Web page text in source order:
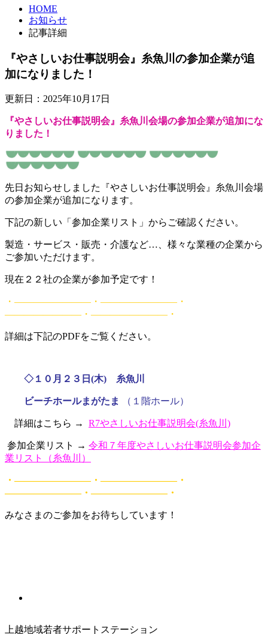
HOME
お知らせ
記事詳細
『やさしいお仕事説明会』糸魚川の参加企業が追
加になりました！
更新日：2025年10月17日
『やさしいお仕事説明会』糸魚川会場の参加企業が追加にな
りました！
先日お知らせしました『やさしいお仕事説明会』糸魚川会場
の参加企業が追加になります。
下記の新しい「参加企業リスト」からご確認ください。
製造・サービス・販売・介護など…、様々な業種の企業から
ご参加いただけます。
現在２２社の企業が参加予定です！
・――――――――・――――――――・
――――――――・――――――――・
詳細は下記のPDFをご覧ください。
◇１０月２３日(木) 糸魚川
ビーチホールまがたま （１階ホール）
詳細はこちら → R7やさしいお仕事説明会(糸魚川)
参加企業リスト → 令和７年度やさしいお仕事説明会参加企
業リスト（糸魚川）
・――――――――・――――――――・
――――――――・――――――――・
みなさまのご参加をお待ちしています！
上越地域若者サポートステーション